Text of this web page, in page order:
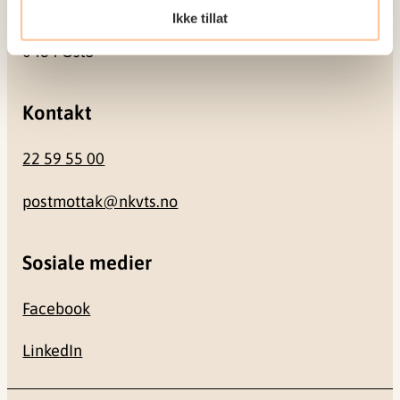
Ikke tillat
0484 Oslo
Kontakt
22 59 55 00
postmottak@nkvts.no
Sosiale medier
Facebook
LinkedIn